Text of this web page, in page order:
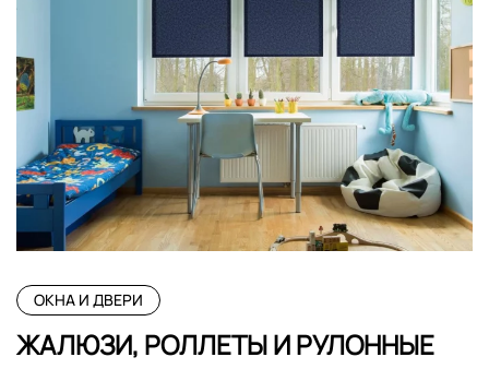
ОКНА И ДВЕРИ
ЖАЛЮЗИ, РОЛЛЕТЫ И РУЛОННЫЕ